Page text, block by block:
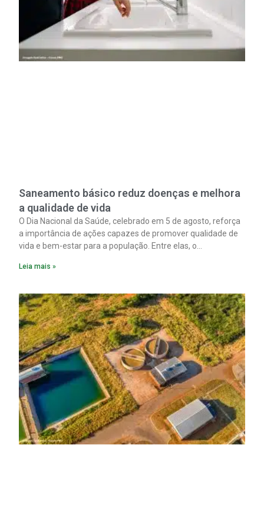
Saneamento básico reduz doenças e melhora
a qualidade de vida
O Dia Nacional da Saúde, celebrado em 5 de agosto, reforça
a importância de ações capazes de promover qualidade de
vida e bem-estar para a população. Entre elas, o
serviços de coleta e tratamento de esgoto contribui
melhora as condições de saúde pública.
Leia mais »